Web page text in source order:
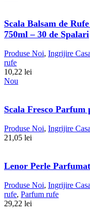
Scala Balsam de
750ml – 30 de Spalari
Produse Noi, Ingrijire Casa
rufe
10,22 lei
Nou
Scala Fresco
Produse Noi, Ingrijire Casa
21,05 lei
Lenor Perle
Produse Noi, Ingrijire Casa
rufe, Parfum rufe
29,22 lei